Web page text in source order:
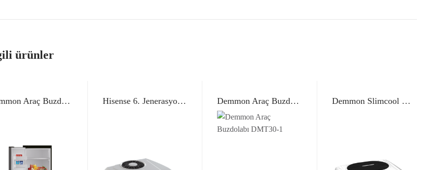
ürünler
Demmon Araç Buzdolabı DS130 Hisense 6. Jenerasyon 24V T600 Araç Kliması Demmon Araç Buzdolabı DMT30 Demmon Slimcool Mini 12V Araç Klimasi